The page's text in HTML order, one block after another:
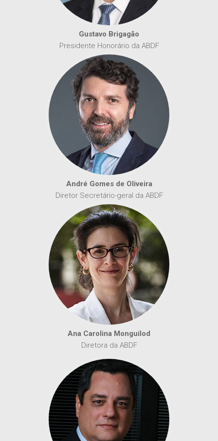
Gustavo Brigagão
Presidente Honorário da ABDF
André Gomes de Oliveira
Diretor Secretário-geral da ABDF
Ana Carolina Monguilod
Diretora da ABDF